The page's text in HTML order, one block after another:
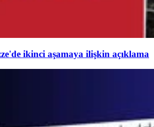
ikinci aşamaya ilişkin açıklama